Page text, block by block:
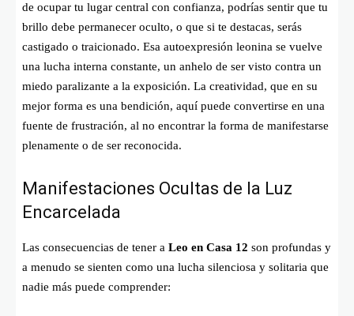
de ocupar tu lugar central con confianza, podrías sentir que tu
brillo debe permanecer oculto, o que si te destacas, serás
castigado o traicionado. Esa autoexpresión leonina se vuelve
una lucha interna constante, un anhelo de ser visto contra un
miedo paralizante a la exposición. La creatividad, que en su
mejor forma es una bendición, aquí puede convertirse en una
fuente de frustración, al no encontrar la forma de manifestarse
plenamente o de ser reconocida.
Manifestaciones Ocultas de la Luz
Encarcelada
Las consecuencias de tener a Leo en Casa 12 son profundas y
a menudo se sienten como una lucha silenciosa y solitaria que
nadie más puede comprender: